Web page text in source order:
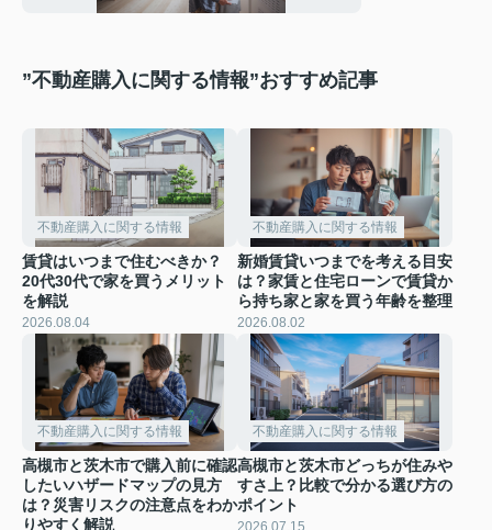
”不動産購入に関する情報”おすすめ記事
不動産購入に関する情報
賃貸はいつまで住むべきか？
20代30代で家を買うメリット
を解説
2026.08.04
不動産購入に関する情報
新婚賃貸いつまでを考える目安
は？家賃と住宅ローンで賃貸か
ら持ち家と家を買う年齢を整理
2026.08.02
不動産購入に関する情報
高槻市と茨木市で購入前に確認
したいハザードマップの見方
は？災害リスクの注意点をわか
りやすく解説
不動産購入に関する情報
高槻市と茨木市どっちが住みや
すさ上？比較で分かる選び方の
ポイント
2026.07.15